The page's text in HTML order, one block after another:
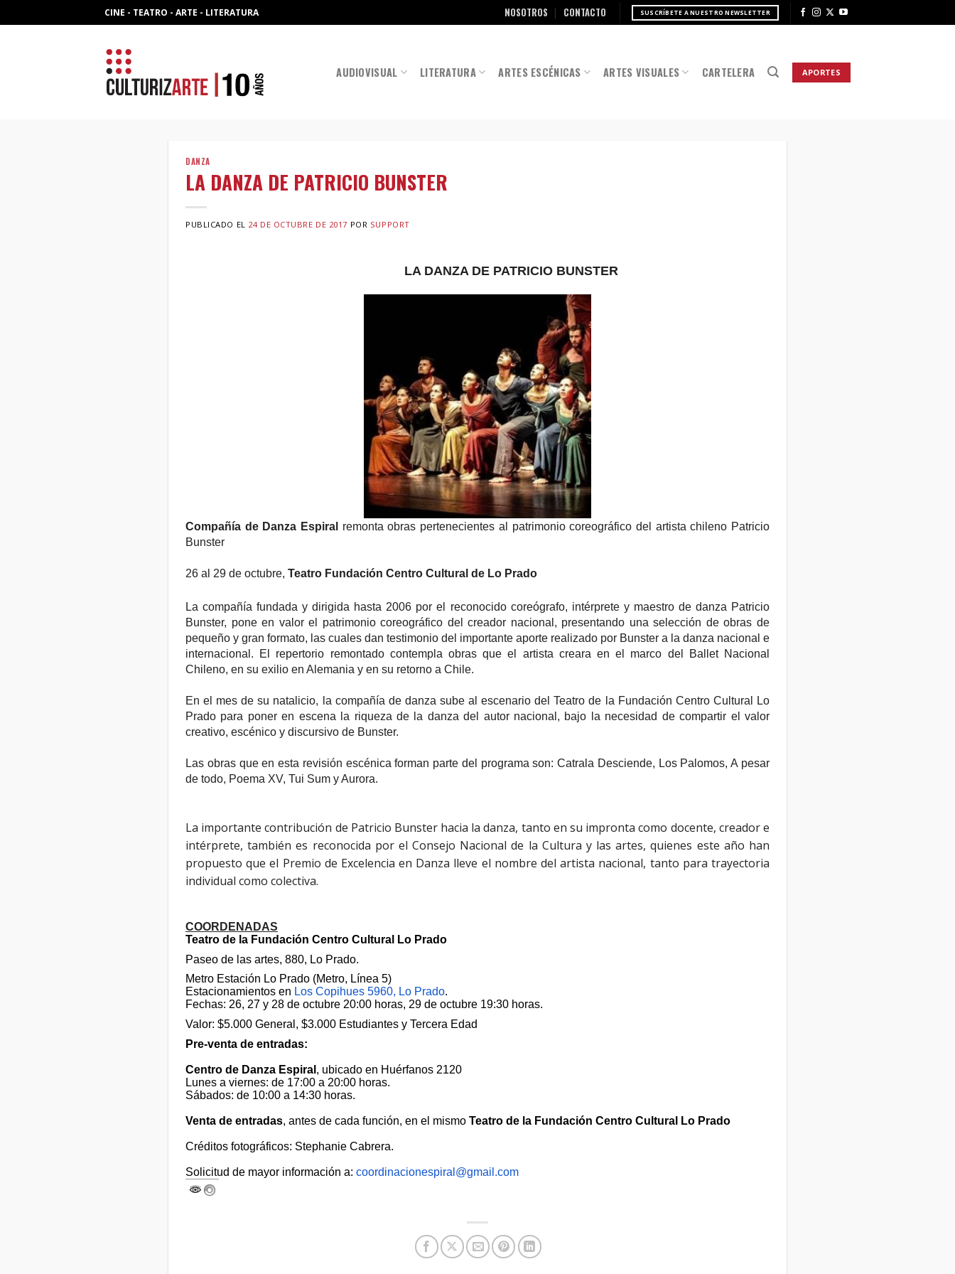
to
CINE - TEATRO - ARTE - LITERATURA NOSOTROS CONTACTO SUSCRÍBETE A NUESTRO NEWSLETTER
AUDIOVISUAL LITERATURA ARTES ESCÉNICAS ARTES VISUALES CARTELERA APORTES
DANZA
LA DANZA DE PATRICIO BUNSTER
PUBLICADO EL 24 DE OCTUBRE DE 2017 POR SUPPORT
LA DANZA DE PATRICIO BUNSTER
Compañía de Danza Espiral
remonta obras pertenecientes al patrimonio coreográfico del artista chileno Patricio
Bunster
26 al 29 de octubre, Teatro Fundación Centro Cultural de Lo Prado
La compañía fundada y dirigida hasta 2006 por el reconocido coreógrafo, intérprete y maestro de danza Patricio
Bunster, pone en valor el patrimonio coreográfico del creador nacional, presentando una selección de obras de
pequeño y gran formato, las cuales dan testimonio del importante aporte realizado por Bunster a la danza nacional e
internacional. El repertorio remontado contempla obras que el artista creara en el marco del Ballet Nacional
Chileno, en su exilio en Alemania y en su retorno a Chile.
En el mes de su natalicio, la compañía de danza sube al escenario del Teatro de la Fundación Centro Cultural Lo
Prado para poner en escena la riqueza de la danza del autor nacional, bajo la necesidad de compartir el valor
creativo, escénico y discursivo de Bunster.
Las obras que en esta revisión escénica forman parte del programa son: Catrala Desciende, Los Palomos, A pesar
de todo, Poema XV, Tui Sum y Aurora.
La importante contribución de Patricio Bunster hacia la danza, tanto en su impronta como docente, creador e
intérprete, también es reconocida por el Consejo Nacional de la Cultura y las artes, quienes este año han
propuesto que el Premio de Excelencia en Danza lleve el nombre del artista nacional, tanto para trayectoria
individual como colectiva.
COORDENADAS
Teatro de la Fundación Centro Cultural Lo Prado
Paseo de las artes, 880, Lo Prado.
Metro Estación Lo Prado (Metro, Línea 5)
Estacionamientos en Los Copihues 5960, Lo Prado.
Fechas: 26, 27 y 28 de octubre 20:00 horas, 29 de octubre 19:30 horas.
Valor: $5.000 General, $3.000 Estudiantes y Tercera Edad
Pre-venta de entradas:
Centro de Danza Espiral , ubicado en Huérfanos 2120
Lunes a viernes: de 17:00 a 20:00 horas.
Sábados: de 10:00 a 14:30 horas.
Venta de entradas, antes de cada función, en el mismo Teatro de la Fundación Centro Cultural Lo Prado
Créditos fotográficos: Stephanie Cabrera.
Solicitud de mayor información a: coordinacionespiral @gmail.com